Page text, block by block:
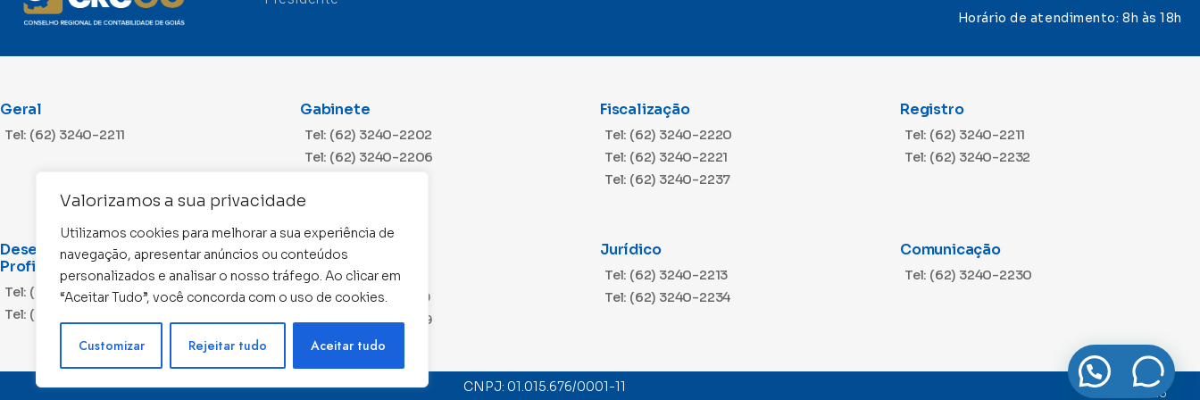
Valorizamos a sua privacidade
Utilizamos cookies para melhorar a sua experiência de
navegação, apresentar anúncios ou conteúdos
personalizados e analisar o nosso tráfego. Ao clicar em
“Aceitar Tudo”, você concorda com o uso de cookies.
Customizar Rejeitar tudo Aceitar tudo
Horário de atendimento: 8h às 18h
Geral
Tel: (62) 3240-2211
Gabinete
Tel: (62) 3240-2202
Tel: (62) 3240-2206
Fiscalização
Tel: (62) 3240-2220
Tel: (62) 3240-2221
Tel: (62) 3240-2237
Registro
Tel: (62) 3240-2211
Tel: (62) 3240-2232
Desenvolvimento
Profissional
Tel: (62) 3240-2203
Tel: (62) 3240-2238
Cobrança
Tel: (62) 3240-2216
Tel: (62) 3240-2229
Tel: (62) 3240-2209
Jurídico
Tel: (62) 3240-2213
Tel: (62) 3240-2234
Comunicação
Tel: (62) 3240-2230
CNPJ: 01.015.676/0001-11
Desenvolvido
Precisa de ajuda ?